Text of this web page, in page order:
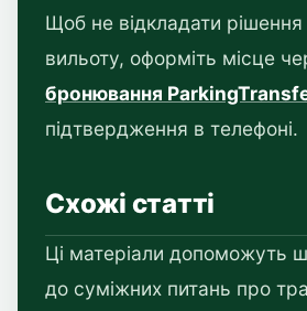
Щоб не відкладати
вильоту, оформіть місце
бронювання
підтвердження в телефоні.
Схожі статті
Ці матеріали допоможуть
до суміжних питань про